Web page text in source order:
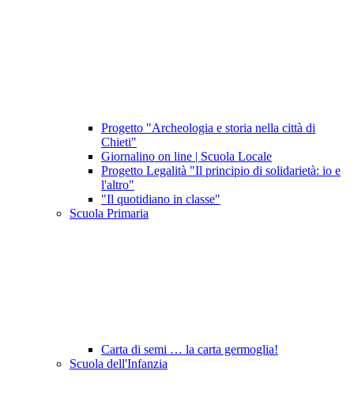
Progetto "Archeologia e storia nella città di
Chieti"
Giornalino on line | Scuola Locale
Progetto Legalità "Il principio di solidarietà: io e
l'altro"
"Il quotidiano in classe"
Scuola Primaria
Carta di semi … la carta germoglia!
Scuola dell'Infanzia